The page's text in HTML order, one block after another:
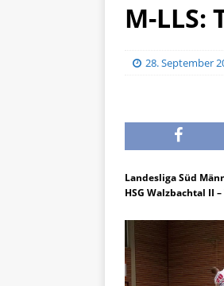
M-LLS:
28. September
Landesliga Süd
HSG Walzbachtal II